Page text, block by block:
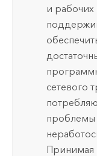
и рабочих
сетевого
проблемы
Принимая